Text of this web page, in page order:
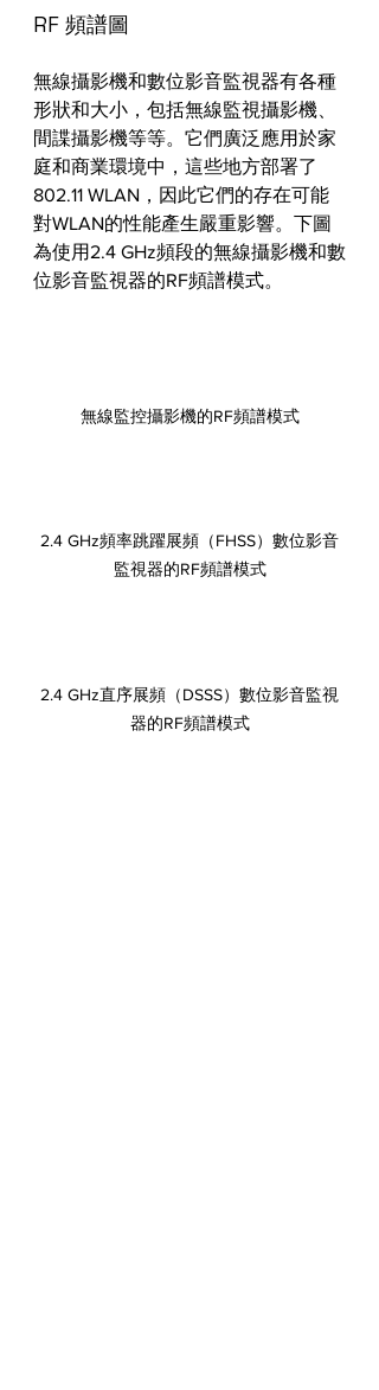
RF 頻譜圖
無線攝影機和數位影音監視器有各種
形狀和大小，包括無線監視攝影機、
間諜攝影機等等。它們廣泛應用於家
庭和商業環境中，這些地方部署了
802.11 WLAN，因此它們的存在可能
對WLAN的性能產生嚴重影響。下圖
為使用2.4 GHz頻段的無線攝影機和數
位影音監視器的RF頻譜模式。
無線監控攝影機的RF頻譜模式
2.4 GHz頻率跳躍展頻（FHSS）數位影音
監視器的RF頻譜模式
2.4 GHz直序展頻（DSSS）數位影音監視
器的RF頻譜模式